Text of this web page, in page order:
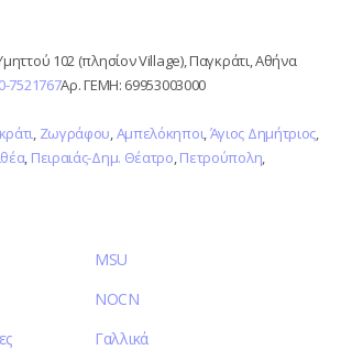
102 (πλησίον Village), Παγκράτι, Αθήνα
7521767Αρ. ΓΕΜΗ: 69953003000
, Ζωγράφου,Αμπελόκηποι,Άγιος Δημήτριος,
, Πειραιάς-Δημ. Θέατρο,Πετρούπολη,
MSU
NOCN
Γαλλικά